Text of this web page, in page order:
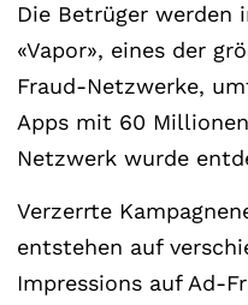
Die Betrüger werden
«Vapor», eines der
Fraud-Netzwerke,
Apps mit 60
Netzwerk wurde
Verzerrte
entstehen auf
Impressions auf Ad-